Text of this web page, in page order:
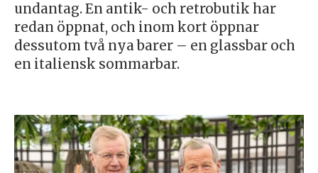
undantag. En antik- och retrobutik har
redan öppnat, och inom kort öppnar
dessutom två nya barer – en glassbar och
en italiensk sommarbar.